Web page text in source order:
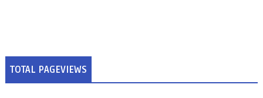
TOTAL PAGEVIEWS